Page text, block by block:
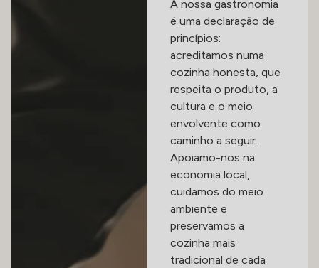
A nossa gastronomia
é uma declaração de
princípios:
acreditamos numa
cozinha honesta, que
respeita o produto, a
cultura e o meio
envolvente como
caminho a seguir.
Apoiamo-nos na
economia local,
cuidamos do meio
ambiente e
preservamos a
cozinha mais
tradicional de cada